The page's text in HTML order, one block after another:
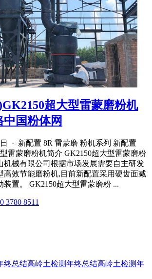
超大型雷蒙磨粉机
国粉体网
日 · 新配置 8R 雷蒙磨 粉机系列 新配置
雷蒙磨粉机简介 GK2150超大型雷蒙磨粉
机械有限公司根据市场发展需要自主研发
高效节能磨粉机,目前新配置采用硬齿面减
装置。 GK2150超大型雷蒙磨粉 ...
3780 8511
终总结高岭土检测年终总结高岭土检测年